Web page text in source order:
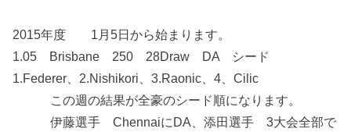
2015年度 1月5日から始まります。
1.05 Brisbane 250 28Draw DA シード
1.Federer、2.Nishikori、3.Raonic、4、Cilic
この週の結果が全豪のシード順になります。
伊藤選手 ChennaiにDA、添田選手 3大会全部で